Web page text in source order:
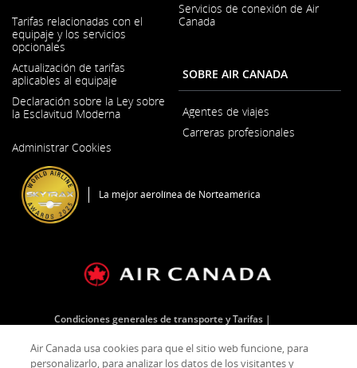
abre
en
una
ventana
nueva
Tarifas relacionadas con el
equipaje y los servicios
opcionales
Actualización de tarifas
aplicables al equipaje
Declaración sobre la Ley sobre
la Esclavitud Moderna
abre
una
ventana
nueva
Administrar Cookies
Servicios de conexión de Air
Canada
SOBRE AIR CANADA
Agentes de viajes
Carreras profesionales
una
La mejor aerolínea de Norteamérica
Condiciones generales de transporte y Tarifas
Política de privacidad
Política sobre cookies
Air Canada usa cookies para que el sitio web funcione, para
personalizarlo, para analizar los datos de los visitantes y